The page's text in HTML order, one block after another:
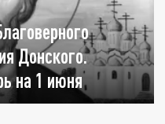
Донского.
на 1 июня